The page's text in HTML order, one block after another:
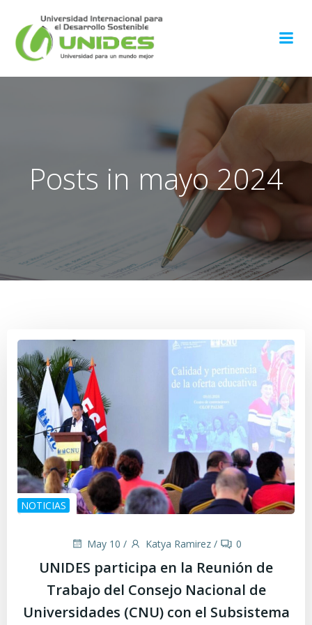
al
Posts in mayo 2024
NOTICIAS
May 10 / Katya Ramirez / 0
UNIDES participa en la Reunión de
Trabajo del Consejo Nacional de
Universidades (CNU) con el Subsistema